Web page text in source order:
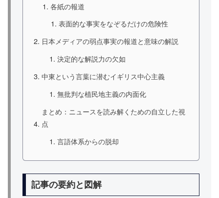
各紙の報道
表面的な事実をなぞるだけの危険性
日本メディアの弱点事実の報道と意味の解説
決定的な解説力の欠如
中東という言葉に潜むイギリス中心主義
無批判な植民地主義の内面化
まとめ：ニュースを読み解くための自立した視
点
言語体系からの脱却
記事の要約と図解